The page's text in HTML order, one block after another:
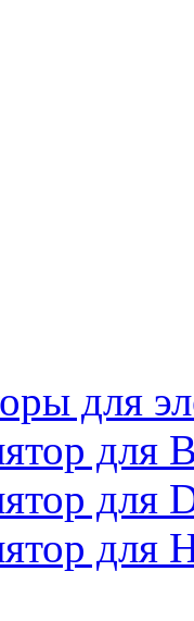
для
для
для
для